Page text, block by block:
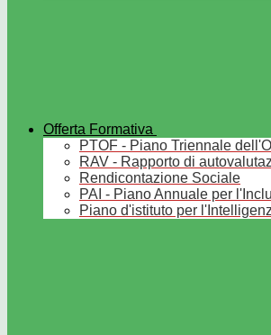
Offerta Formativa
PTOF - Piano Triennale
RAV - Rapporto di
Rendicontazione Sociale
PAI - Piano Annuale per
Piano d'istituto per